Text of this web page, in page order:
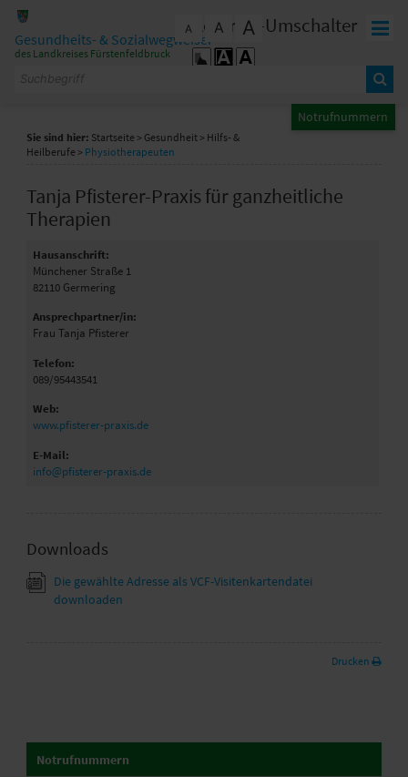
Zum Inhalt
Gesundheits- & Sozialwegweiser
des Landkreises Fürstenfeldbruck
A A A
Kontrast-Umschalter
Notrufnummern
Sie sind hier: Startseite> Gesundheit> Hilfs- &
Heilberufe> Physiotherapeuten
Tanja Pfisterer-Praxis für ganzheitliche
Therapien
Hausanschrift:
Münchener Straße 1
82110 Germering
Ansprechpartner/in:
Frau Tanja Pfisterer
Telefon:
089/95443541
Web:
www.pfisterer-praxis.de
E-Mail:
info@pfisterer-praxis.de
Downloads
Die gewählte Adresse als VCF-Visitenkartendatei
downloaden
Drucken
Notrufnummern